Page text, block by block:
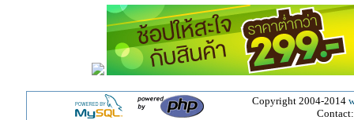
Copyright 2004-2014